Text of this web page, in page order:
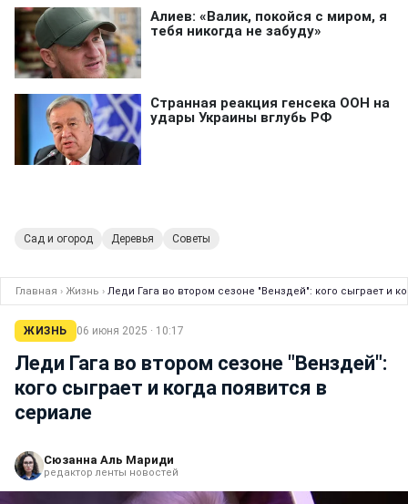
Сад и огород Деревья Советы
Главная › Жизнь › Леди Гага во втором сезоне "Венздей": кого сыграет и
ЖИЗНЬ 06 июня 2025 · 10:17
Леди Гага во втором сезоне "Венздей":
кого сыграет и когда появится в
сериале
Сюзанна Аль Мариди
редактор ленты новостей